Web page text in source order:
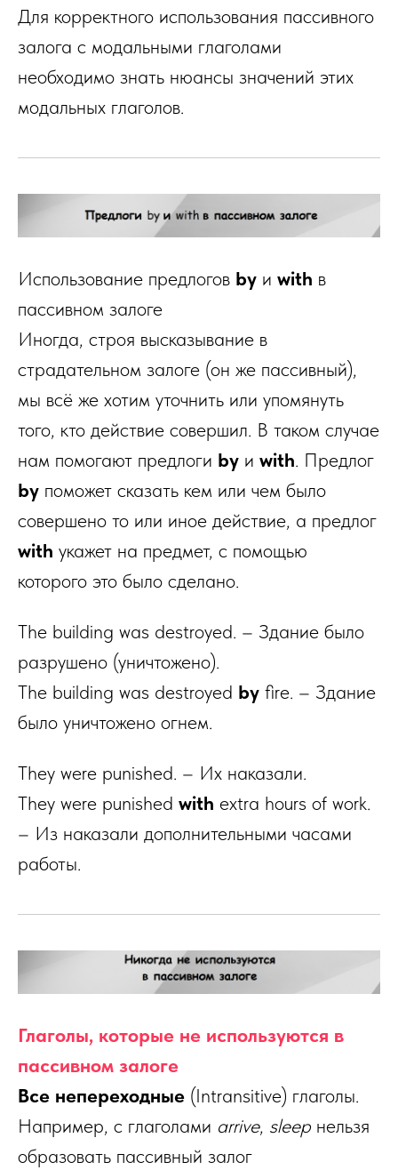
Для корректного использования пассивного
залога с модальными глаголами
необходимо знать нюансы значений этих
модальных глаголов.
Использование предлогов by и with в
пассивном залоге
Иногда, строя высказывание в
страдательном залоге (он же пассивный),
мы всё же хотим уточнить или упомянуть
того, кто действие совершил. В таком случае
нам помогают предлоги by и with. Предлог
by поможет сказать кем или чем было
совершено то или иное действие, а предлог
with укажет на предмет, с помощью
которого это было сделано.
The building was destroyed. – Здание было
разрушено (уничтожено).
The building was destroyed by fire. – Здание
было уничтожено огнем.
They were punished. – Их наказали.
They were punished with extra hours of work.
– Из наказали дополнительными часами
работы.
Глаголы, которые не используются в
пассивном залоге
Все непереходные (Intransitive) глаголы.
Например, с глаголами arrive, sleep нельзя
образовать пассивный залог